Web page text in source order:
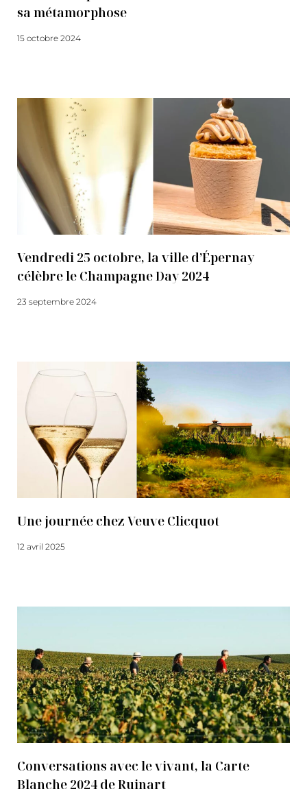
sa métamorphose
15 octobre 2024
Vendredi 25 octobre, la ville d’Épernay
célèbre le Champagne Day 2024
23 septembre 2024
Une journée chez Veuve Clicquot
12 avril 2025
Conversations avec le vivant, la Carte
Blanche 2024 de Ruinart